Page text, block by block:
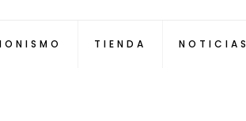
TIENDA NOTICIAS